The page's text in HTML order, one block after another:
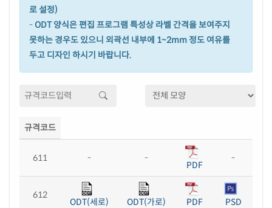
로 설정)
-ODT 양식은 편집 프로그램 특성상 라벨 간격을 보여주지
못하는 경우도 있으니 외곽선 내부에 1~2mm 정도 여유를
두고 디자인 하시기 바랍니다.
규격코드
611 - -
PDF
-
612
ODT(세로) ODT(가로) PDF PSD